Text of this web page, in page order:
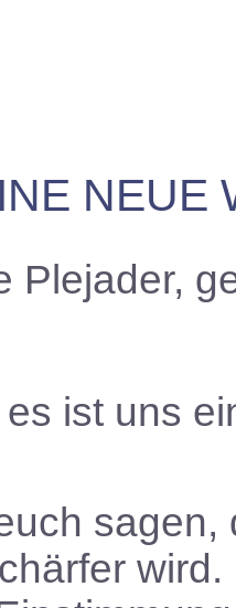
NEUE
Plejader,
es ist uns